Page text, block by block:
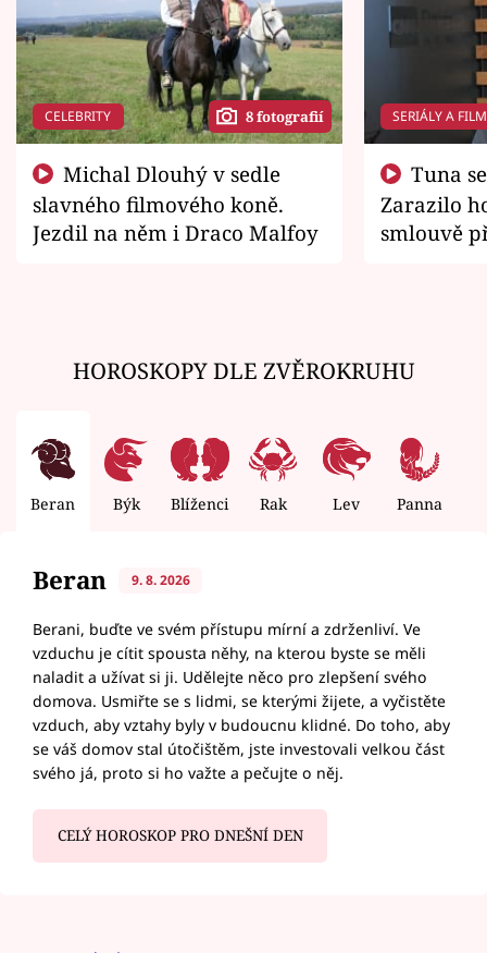
CELEBRITY 8 fotografií
slavného filmového koně.
Jezdil na něm i Draco Malfoy
SERIÁLY A
Zarazilo
smlouvě
HOROSKOPY DLE ZVĚROKRUHU
Beran Býk Blíženci Rak Lev Panna
Beran 9. 8. 2026
Berani, buďte ve svém přístupu mírní a zdrženliví. Ve
vzduchu je cítit spousta něhy, na kterou byste se měli
naladit a užívat si ji. Udělejte něco pro zlepšení svého
domova. Usmiřte se s lidmi, se kterými žijete, a vyčistěte
vzduch, aby vztahy byly v budoucnu klidné. Do toho, aby
se váš domov stal útočištěm, jste investovali velkou část
svého já, proto si ho važte a pečujte o něj.
CELÝ HOROSKOP PRO DNEŠNÍ DEN